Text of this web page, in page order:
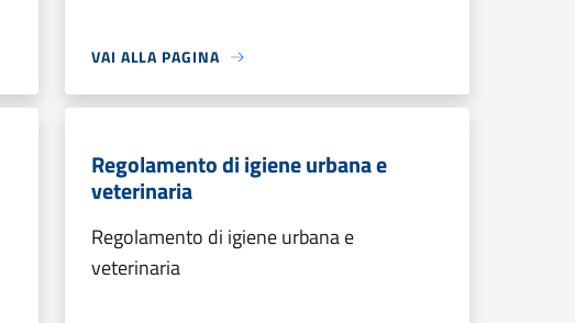
VAI ALLA PAGINA
Regolamento di igiene urbana e
veterinaria
Regolamento di igiene urbana e
veterinaria